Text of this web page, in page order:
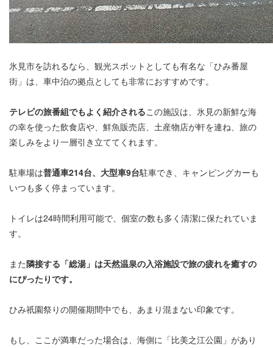
氷見市を訪れるなら、観光スポットとしても有名な「ひみ番屋
街」は、車中泊の拠点としても非常におすすめです。
テレビの旅番組でもよく紹介されるこの施設は、氷見の新鮮な海
の幸を使った飲食店や、鮮魚販売店、土産物店が軒を連ね、旅の
楽しみをより一層引き立ててくれます。
駐車場は普通車214台、大型車9台駐車でき、キャンピングカーも
いつも多く停まっています。
トイレは24時間利用可能で、個室の数も多く清潔に保たれていま
す。
また隣接する「総湯」は天然温泉の入浴施設で旅の疲れを癒すの
にぴったりです。
ひみ祇園祭りの開催期間中でも、あまり混まない印象です。
もし、ここが満車だった場合は、海側に「比美之江公園」があり